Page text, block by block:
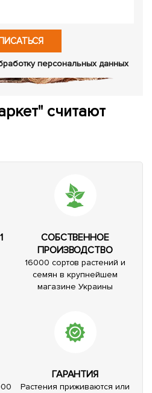
персональных данных
считают
СОБСТВЕННОЕ
ПРОИЗВОДСТВО
16000 сортов растений и
семян в крупнейшем
магазине Украины
ГАРАНТИЯ
Растения приживаются или